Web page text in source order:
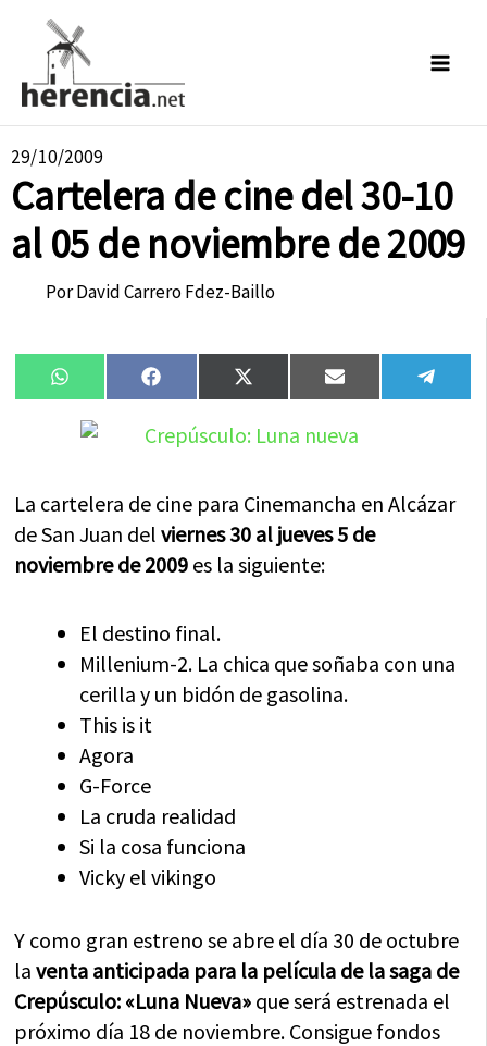
contenido
29/10/2009
Cartelera de cine del 30-10
al 05 de noviembre de 2009
PorDavid Carrero Fdez-Baillo
Compartir
en
WhatsAppCompartir
en
FacebookCompartir
en
X
(Twitter)
Compartir
en
Email
en
La cartelera de cine para Cinemancha en Alcázar
de San Juan delviernes 30 al jueves 5 de
noviembre de 2009 es la siguiente:
El destino final.
Millenium-2. La chica que soñaba con una
cerilla y un bidón de gasolina.
This is it
Agora
G-Force
La cruda realidad
Si la cosa funciona
Vicky el vikingo
Y como gran estreno se abre el día 30 de octubre
laventa anticipada para la película de la saga de
Crepúsculo: «Luna Nueva» que será estrenada el
próximo día 18 de noviembre. Consigue fondos